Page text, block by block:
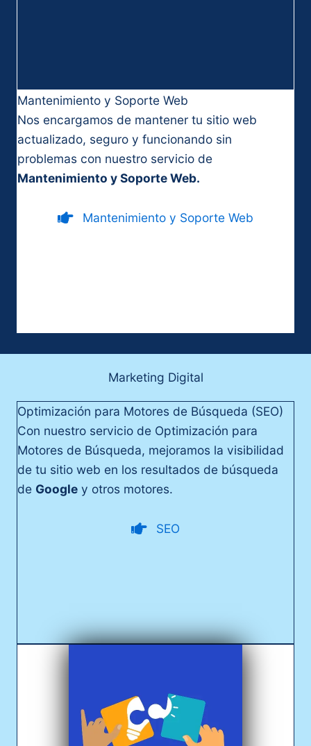
Mantenimiento y Soporte Web
Nos encargamos de mantener tu sitio web
actualizado, seguro y funcionando sin
problemas con nuestro servicio de
Mantenimiento y Soporte Web.
Mantenimiento y Soporte Web
Marketing Digital
Optimización para Motores de Búsqueda (SEO)
Con nuestro servicio de Optimización para
Motores de Búsqueda, mejoramos la visibilidad
de tu sitio web en los resultados de búsqueda
de Google y otros motores.
SEO